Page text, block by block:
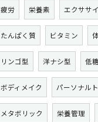
疲労 栄養素 エクササ
たんぱく質 ビタミン
リンゴ型 洋ナシ型 低
ボディメイク パーソナル
メタボリック 栄養管理